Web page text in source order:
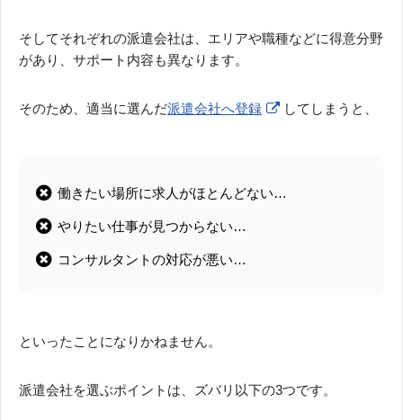
そしてそれぞれの派遣会社は、エリアや職種などに得意分野
があり、サポート内容も異なります。
そのため、適当に選んだ派遣会社へ登録 してしまうと、
働きたい場所に求人がほとんどない…
やりたい仕事が見つからない…
コンサルタントの対応が悪い…
といったことになりかねません。
派遣会社を選ぶポイントは、ズバリ以下の3つです。